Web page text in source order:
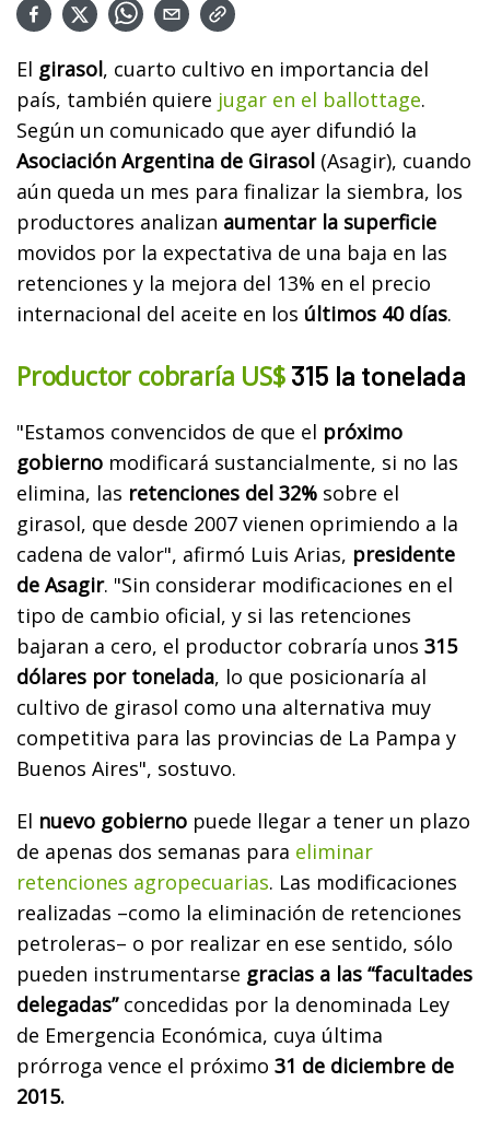
El girasol, cuarto cultivo en importancia del
país, también quiere jugar en el ballottage.
Según un comunicado que ayer difundió la
Asociación Argentina de Girasol (Asagir), cuando
aún queda un mes para finalizar la siembra, los
productores analizan aumentar la superficie
movidos por la expectativa de una baja en las
retenciones y la mejora del 13% en el precio
internacional del aceite en los últimos 40 días.
Productor cobraría US$ 315 la tonelada
"Estamos convencidos de que el próximo
gobierno modificará sustancialmente, si no las
elimina, las retenciones del 32% sobre el
girasol, que desde 2007 vienen oprimiendo a la
cadena de valor", afirmó Luis Arias, presidente
de Asagir. "Sin considerar modificaciones en el
tipo de cambio oficial, y si las retenciones
bajaran a cero, el productor cobraría unos 315
dólares por tonelada, lo que posicionaría al
cultivo de girasol como una alternativa muy
competitiva para las provincias de La Pampa y
Buenos Aires", sostuvo.
El nuevo gobierno puede llegar a tener un plazo
de apenas dos semanas para eliminar
retenciones agropecuarias. Las modificaciones
realizadas –como la eliminación de retenciones
petroleras– o por realizar en ese sentido, sólo
pueden instrumentarse gracias a las “facultades
delegadas”concedidas por la denominada Ley
de Emergencia Económica, cuya última
prórroga vence el próximo 31 de diciembre de
2015.